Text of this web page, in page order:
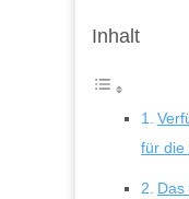
Inhalt
für die